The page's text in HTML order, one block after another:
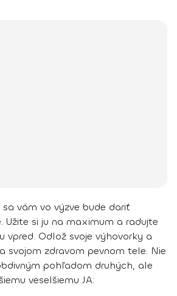
vám vo výzve bude dariť
Užite si ju na maximum a radujte
vpred. Odlož svoje výhovorky a
svojom zdravom pevnom tele. Nie
pohľadom druhých, ale
veselšiemu JA: